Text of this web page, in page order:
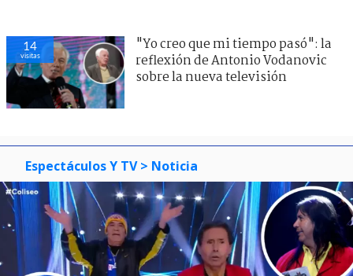
14
visitas
"Yo creo que mi tiempo pasó": la
reflexión de Antonio Vodanovic
sobre la nueva televisión
Espectáculos Y TV > Noticia